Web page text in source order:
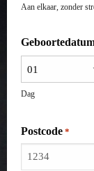
Aan elkaar, zonder
Dag
Postcode *